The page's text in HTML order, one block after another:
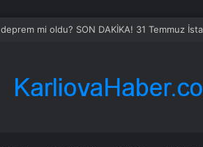
köylüleri: Mahkeme kararına rağmen